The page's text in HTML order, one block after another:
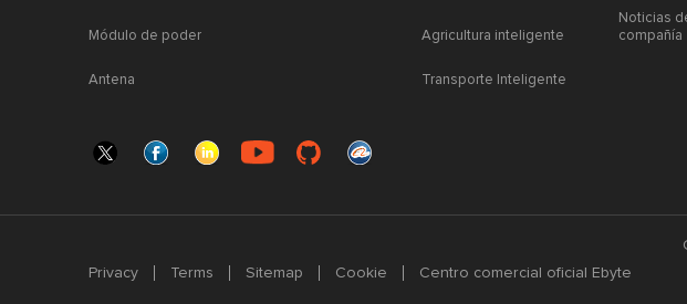
Módulo de poder
Antena
Agricultura inteligente
Transporte Inteligente
Noticias
compañía
Privacy Terms Sitemap Cookie Centro comercial oficial Ebyte